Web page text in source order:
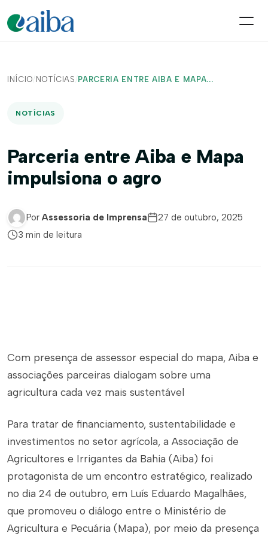
INÍCIO/ NOTÍCIAS / PARCERIA ENTRE AIBA E MAPA...
NOTÍCIAS
Parceria entre Aiba e Mapa
impulsiona o agro
Por Assessoria de Imprensa
27 de outubro, 2025
3 min de leitura
Com presença de assessor especial do mapa, Aiba e
associações parceiras dialogam sobre uma
agricultura cada vez mais sustentável
Para tratar de financiamento, sustentabilidade e
investimentos no setor agrícola, a Associação de
Agricultores e Irrigantes da Bahia (Aiba) foi
protagonista de um encontro estratégico, realizado
no dia 24 de outubro, em Luís Eduardo Magalhães,
que promoveu o diálogo entre o Ministério de
Agricultura e Pecuária (Mapa), por meio da presença